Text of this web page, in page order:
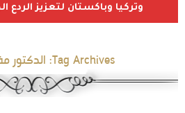
وتركيا وباكستان لتعزيز الردع
Tag Archives: الدكتور